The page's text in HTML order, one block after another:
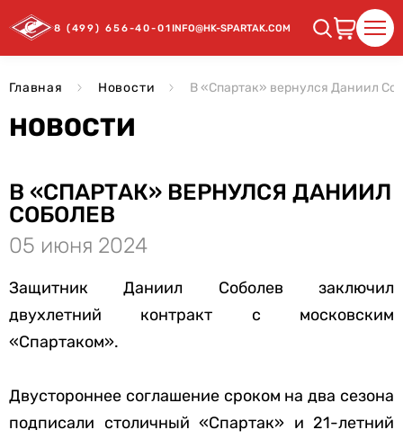
8 (499) 656-40-01INFO@HK-SPARTAK.COM
Главная Новости В «Спартак» вернулся Даниил
НОВОСТИ
В «СПАРТАК» ВЕРНУЛСЯ ДАНИИЛ
СОБОЛЕВ
05 июня 2024
Защитник Даниил Соболев заключил
двухлетний контракт с московским
«Спартаком».
Двустороннее соглашение сроком на два сезона
подписали столичный «Спартак» и 21-летний